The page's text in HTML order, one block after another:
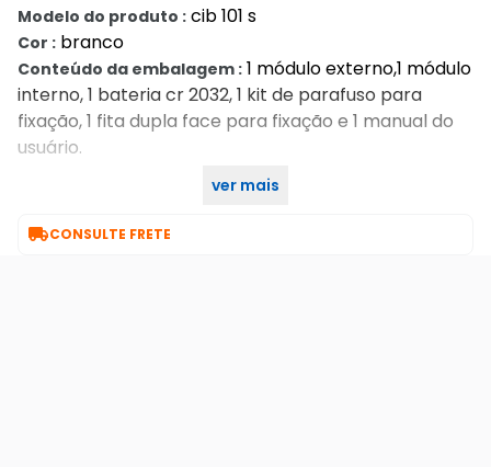
Modelo do produto : cib 101 s
Cor : branco
Conteúdo da embalagem : 1 módulo externo,1 módulo
interno, 1 bateria cr 2032, 1 kit de parafuso para
fixação, 1 fita dupla face para fixação e 1 manual do
usuário.
ver mais
CONSULTE FRETE